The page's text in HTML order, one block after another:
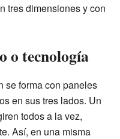
tres dimensiones y con
o tecnología
se forma con paneles
en sus tres lados. Un
todos a la vez,
Así, en una misma